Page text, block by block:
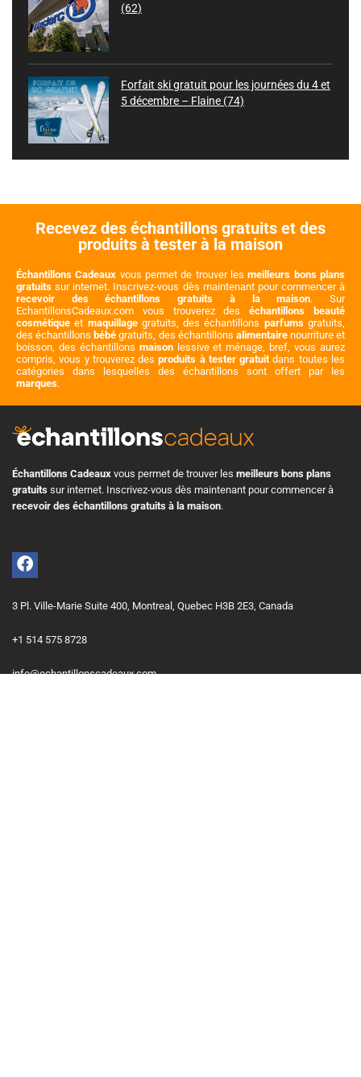
(62)
Forfait ski gratuit pour les journées du 4 et
5 décembre – Flaine (74)
Recevez des échantillons gratuits et des
produits à tester à la maison
Échantillons Cadeaux vous permet de trouver lesmeilleurs bons plans
gratuits sur internet. Inscrivez-vous dès maintenant pour commencer à
recevoir des échantillons gratuits à la maison. Sur
EchantillonsCadeaux.com vous trouverez deséchantillons beauté
cosmétique et maquillagegratuits, des échantillons parfumsgratuits,
des échantillons bébé gratuits, des échantillons alimentairenourriture et
boisson, des échantillons maisonlessive et ménage, bref, vous aurez
compris, vous y trouverez desproduits à tester gratuit dans toutes les
catégories dans lesquelles des échantillons sont offert par les
marques.
Échantillons Cadeaux vous permet de trouver les meilleurs bons plans
gratuits sur internet. Inscrivez-vous dès maintenant pour commencer à
recevoir des échantillons gratuits à la maison.
3 Pl. Ville-Marie Suite 400, Montreal, Quebec H3B 2E3, Canada
+1 514 575 8728
info@echantillonscadeaux.com